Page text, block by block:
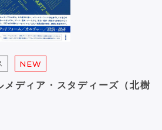
NEW
メディア・スタディーズ（北樹